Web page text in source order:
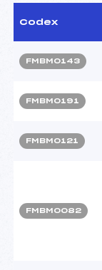
Codex
FMBM0143
FMBM0191
FMBM0121
FMBM0082